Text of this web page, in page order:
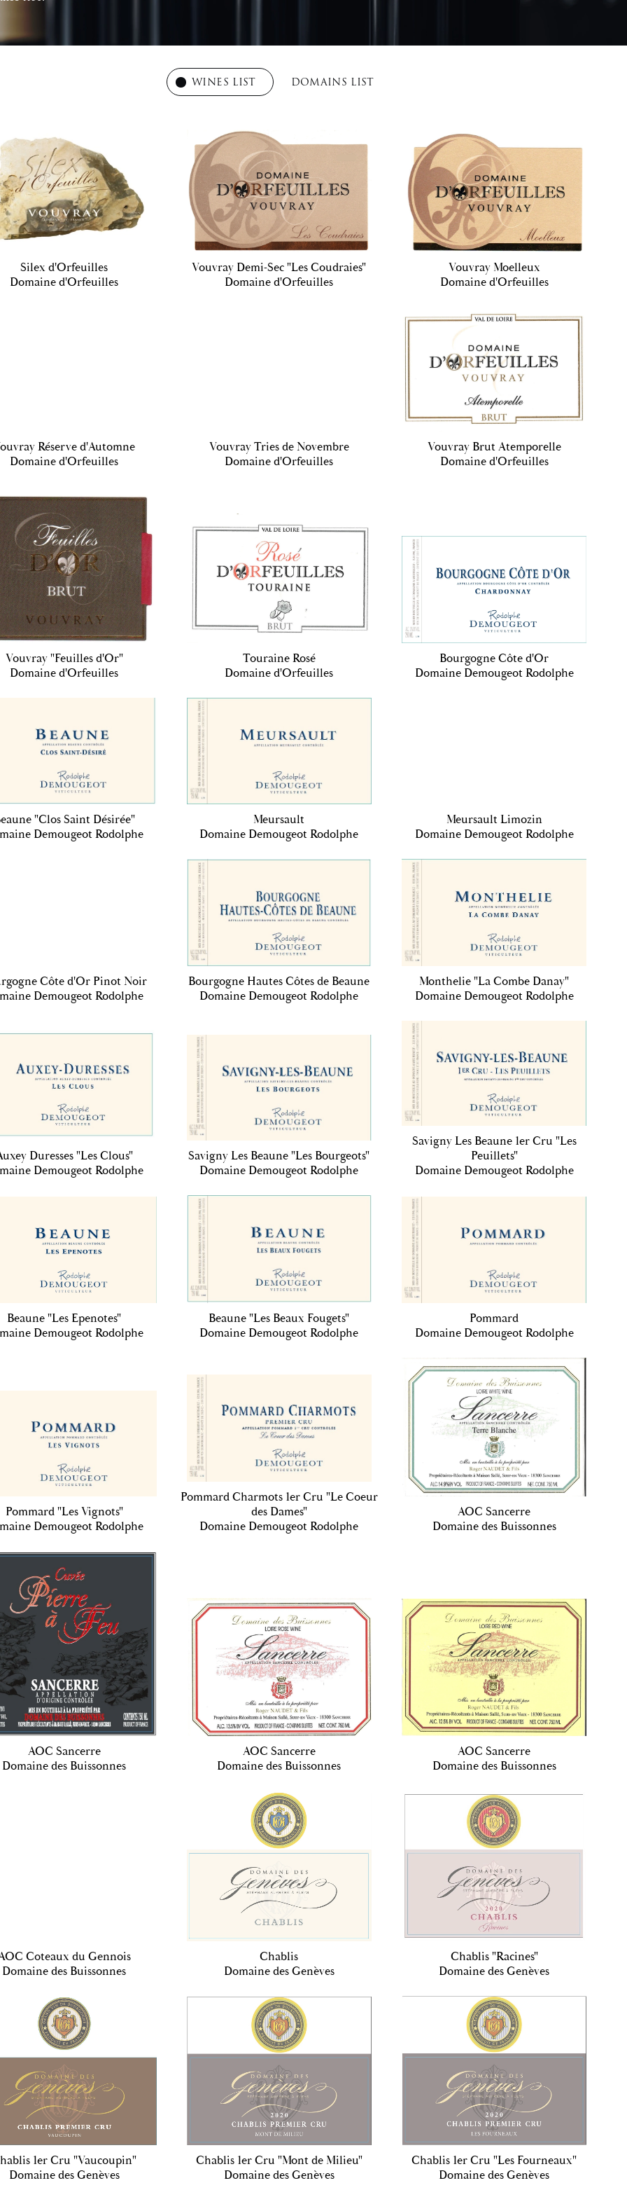
WINES LIST DOMAINS LIST
Silex d'Orfeuilles
Domaine d'Orfeuilles
Vouvray Demi-Sec "Les Coudraies"
Domaine d'Orfeuilles
Vouvray Moelleux
Domaine d'Orfeuilles
Réserve d'Automne
Domaine d'Orfeuilles
Vouvray Tries de Novembre
Domaine d'Orfeuilles
Vouvray Brut Atemporelle
Domaine d'Orfeuilles
Vouvray "Feuilles d'Or"
Domaine d'Orfeuilles
Touraine Rosé
Domaine d'Orfeuilles
Bourgogne Côte d'Or
Domaine Demougeot Rodolphe
"Clos Saint Désirée"
Demougeot Rodolphe
Meursault
Domaine Demougeot Rodolphe
Meursault Limozin
Domaine Demougeot Rodolphe
Côte d'Or Pinot Noir
Demougeot Rodolphe
Bourgogne Hautes Côtes de Beaune
Domaine Demougeot Rodolphe
Monthelie "La Combe Danay"
Domaine Demougeot Rodolphe
Duresses "Les Clous"
Demougeot Rodolphe
Savigny Les Beaune "Les Bourgeots"
Domaine Demougeot Rodolphe
Savigny Les Beaune 1er Cru "Les
Peuillets"
Domaine Demougeot Rodolphe
Beaune "Les Epenotes"
Demougeot Rodolphe
Beaune "Les Beaux Fougets"
Domaine Demougeot Rodolphe
Pommard
Domaine Demougeot Rodolphe
Pommard "Les Vignots"
Demougeot Rodolphe
Pommard Charmots 1er Cru "Le Coeur
des Dames"
Domaine Demougeot Rodolphe
AOC Sancerre
Domaine des Buissonnes
AOC Sancerre
Domaine des Buissonnes
AOC Sancerre
Domaine des Buissonnes
AOC Sancerre
Domaine des Buissonnes
Coteaux du Gennois
Domaine des Buissonnes
Chablis
Domaine des Genèves
Chablis "Racines"
Domaine des Genèves
1er Cru "Vaucoupin"
Domaine des Genèves
Chablis 1er Cru "Mont de Milieu"
Domaine des Genèves
Chablis 1er Cru "Les Fourneaux"
Domaine des Genèves